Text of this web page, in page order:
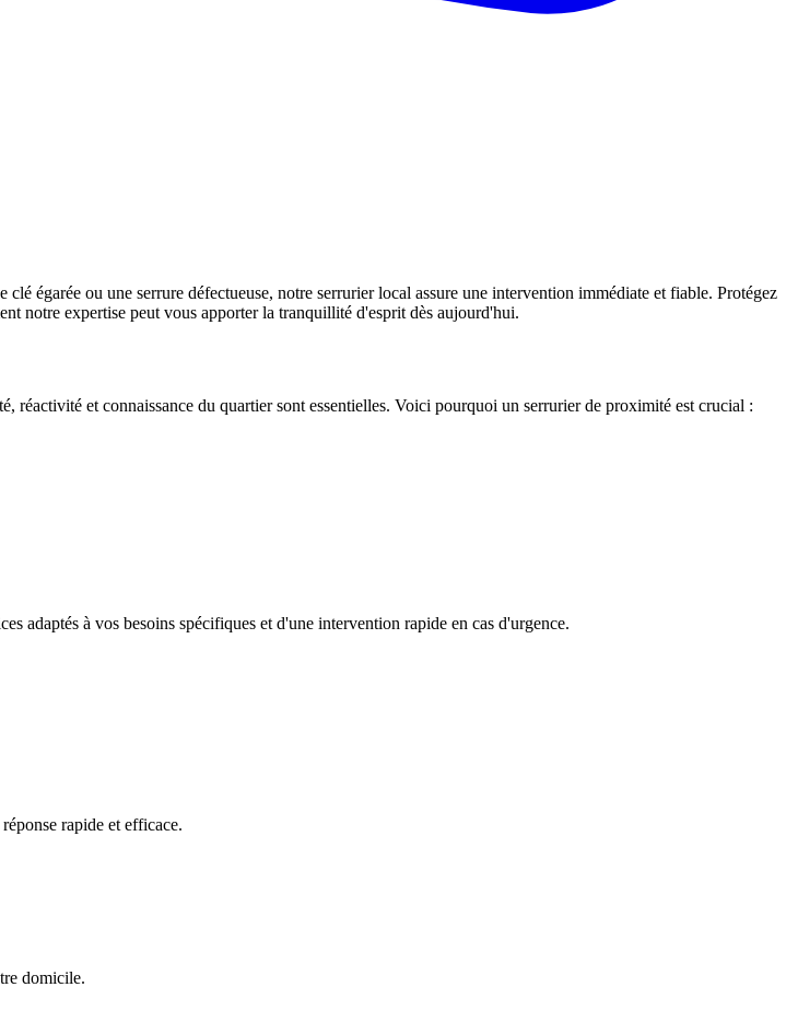
égarée ou une serrure défectueuse, notre serrurier local assure une intervention immédiate et fiable. Protégez
notre expertise peut vous apporter la tranquillité d'esprit dès aujourd'hui.
et connaissance du quartier sont essentielles. Voici pourquoi un serrurier de proximité est crucial :
adaptés à vos besoins spécifiques et d'une intervention rapide en cas d'urgence.
rapide et efficace.
domicile.